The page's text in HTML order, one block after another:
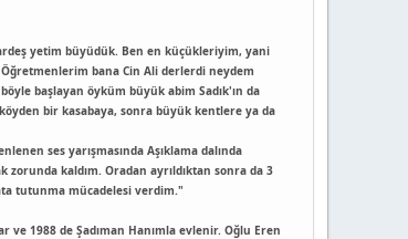
yetim büyüdük. Ben en küçükleriyim, yani
Öğretmenlerim bana Cin Ali derlerdi neydem
başlayan öyküm büyük abim Sadık'ın da
bir kasabaya, sonra büyük kentlere ya da
ses yarışmasında Aşıklama dalında
kaldım. Oradan ayrıldıktan sonra da 3
tutunma mücadelesi verdim."
ve 1988 de Şadıman Hanımla evlenir. Oğlu Eren